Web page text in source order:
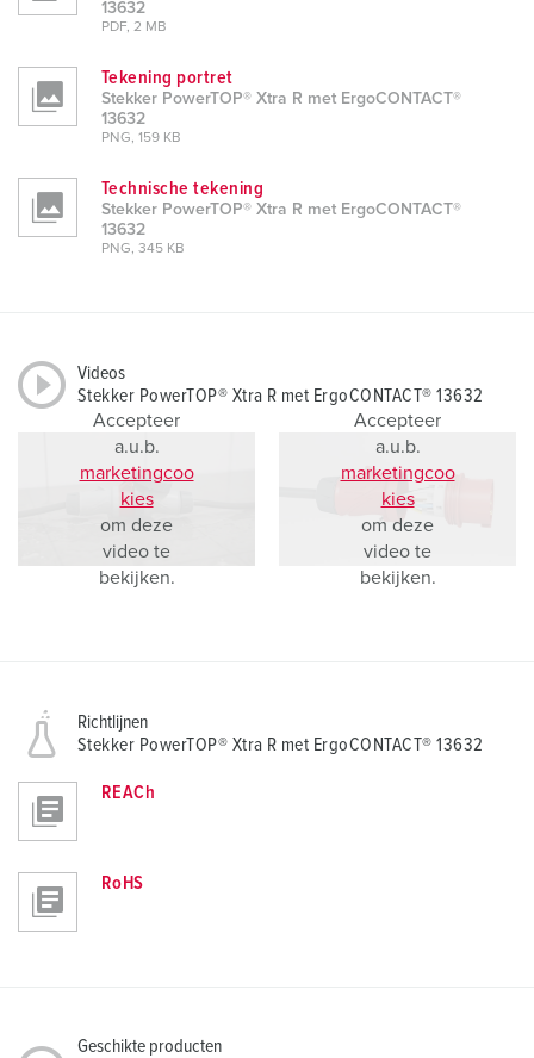
13632
PDF, 2 MB
Tekening portret
Stekker PowerTOP® Xtra R met ErgoCONTACT®
13632
PNG, 159 KB
Technische tekening
Stekker PowerTOP® Xtra R met ErgoCONTACT®
13632
PNG, 345 KB
Videos
Stekker PowerTOP® Xtra R met ErgoCONTACT® 13632
Accepteer
a.u.b.
marketingcoo
kies
om deze
video te
bekijken.
Accepteer
a.u.b.
marketingcoo
kies
om deze
video te
bekijken.
Richtlijnen
Stekker PowerTOP® Xtra R met ErgoCONTACT® 13632
REACh
RoHS
Geschikte producten